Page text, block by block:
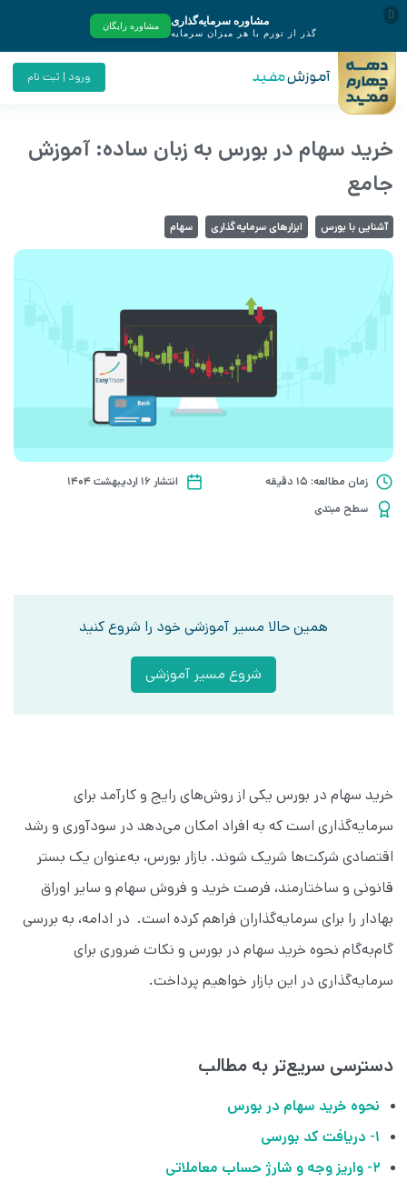
ورود | ثبت نام
خرید سهام در بورس به زبان ساده: آموزش
جامع
آشنایی با بورس ابزارهای سرمایه‌گذاری سهام
زمان مطالعه: 15 دقیقه
انتشار ۱۶ اردیبهشت ۱۴۰۴
سطح مبتدی
همین حالا مسیر آموزشی خود را شروع کنید
شروع مسیر آموزشی
خرید سهام در بورس یکی از روش‌های رایج و کارآمد برای
سرمایه‌گذاری است که به افراد امکان می‌دهد در سودآوری و رشد
اقتصادی شرکت‌ها شریک شوند. بازار بورس، به‌عنوان یک بستر
قانونی و ساختارمند، فرصت خرید و فروش سهام و سایر اوراق
بهادار را برای سرمایه‌گذاران فراهم کرده است. در ادامه، به بررسی
گام‌به‌گام نحوه خرید سهام در بورس و نکات ضروری برای
سرمایه‌گذاری در این بازار خواهیم پرداخت.
دسترسی سریع‌تر به مطالب
نحوه خرید سهام در بورس
۱- دریافت کد بورسی
۲- واریز وجه و شارژ حساب معاملاتی